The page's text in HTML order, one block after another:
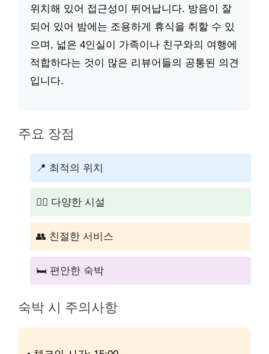
위치해 있어 접근성이 뛰어납니다. 방음이 잘
되어 있어 밤에는 조용하게 휴식을 취할 수 있
으며, 넓은 4인실이 가족이나 친구와의 여행에
적합하다는 것이 많은 리뷰어들의 공통된 의견
입니다.
주요 장점
📍 최적의 위치
🏊‍♂️ 다양한 시설
👥 친절한 서비스
🛏️ 편안한 숙박
숙박 시 주의사항